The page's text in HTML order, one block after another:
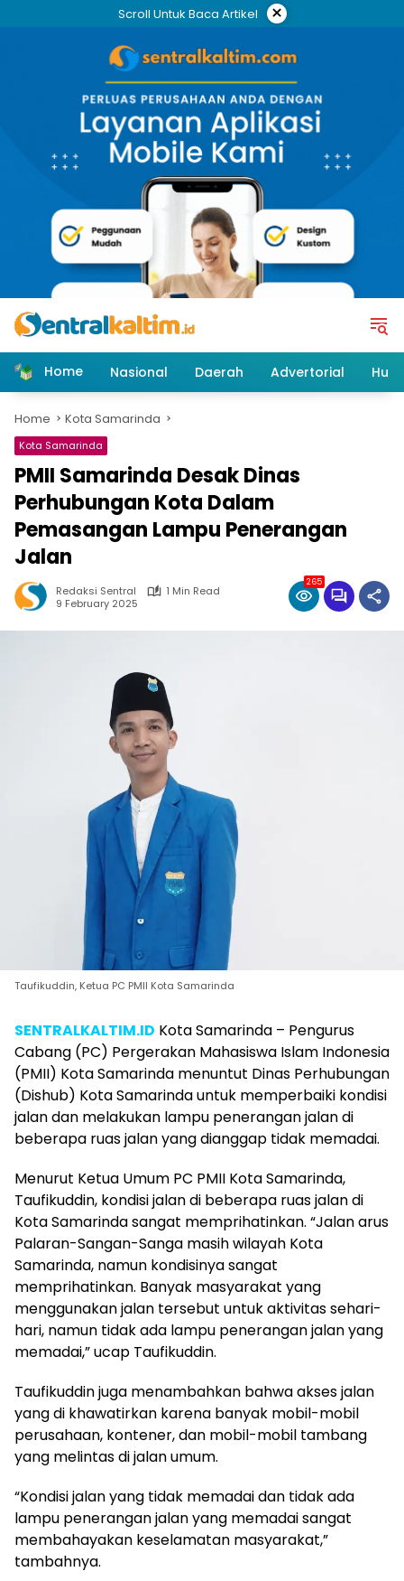
Scroll Untuk Baca Artikel ×
Home Nasional Daerah Advertorial
Home Kota Samarinda
Kota Samarinda
PMII Samarinda Desak Dinas
Perhubungan Kota Dalam
Pemasangan Lampu Penerangan
Jalan
Redaksi Sentral
1 Min Read
9 February 2025
265
Taufikuddin, Ketua PC PMII Kota Samarinda
SENTRALKALTIM.ID Kota Samarinda – Pengurus
Cabang (PC) Pergerakan Mahasiswa Islam Indonesia
(PMII) Kota Samarinda menuntut Dinas Perhubungan
(Dishub) Kota Samarinda untuk memperbaiki kondisi
jalan dan melakukan lampu penerangan jalan di
beberapa ruas jalan yang dianggap tidak memadai.
Menurut Ketua Umum PC PMII Kota Samarinda,
Taufikuddin, kondisi jalan di beberapa ruas jalan di
Kota Samarinda sangat memprihatinkan. “Jalan arus
Palaran-Sangan-Sanga masih wilayah Kota
Samarinda, namun kondisinya sangat
memprihatinkan. Banyak masyarakat yang
menggunakan jalan tersebut untuk aktivitas sehari-
hari, namun tidak ada lampu penerangan jalan yang
memadai,” ucap Taufikuddin.
Taufikuddin juga menambahkan bahwa akses jalan
yang di khawatirkan karena banyak mobil-mobil
perusahaan, kontener, dan mobil-mobil tambang
yang melintas di jalan umum.
“Kondisi jalan yang tidak memadai dan tidak ada
lampu penerangan jalan yang memadai sangat
membahayakan keselamatan masyarakat,”
tambahnya.